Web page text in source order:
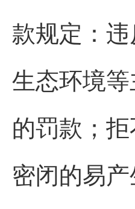
款规定：
生态环境
的罚款；
密闭的易